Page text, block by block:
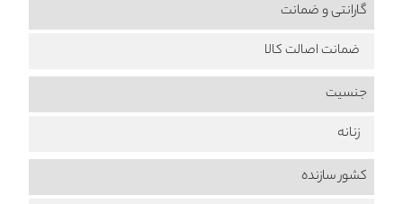
گارانتی و ضمانت
ضمانت اصالت کالا
جنسیت
زنانه
کشور سازنده